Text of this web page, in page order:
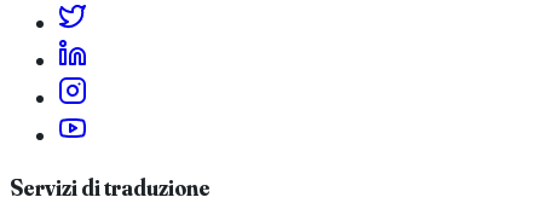
Servizi di traduzione